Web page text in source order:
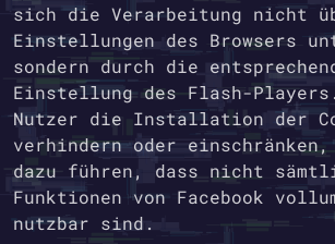
sich die Verarbeitung nicht
Einstellungen des Browsers
sondern durch die
Einstellung des Flash-
Nutzer die Installation der
verhindern oder
dazu führen, dass nicht
Funktionen von Facebook
nutzbar sind.